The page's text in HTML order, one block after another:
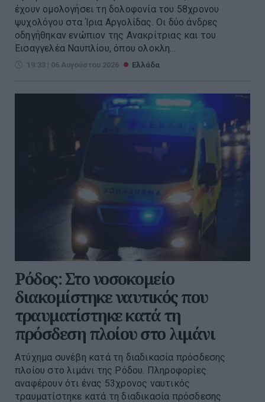
έχουν ομολογήσει τη δολοφονία του 58χρονου
ψυχολόγου στα Ίρια Αργολίδας. Οι δύο άνδρες
οδηγήθηκαν ενώπιον της Ανακρίτριας και του
Εισαγγελέα Ναυπλίου, όπου ολοκλη...
19:33 | 06 Αυγούστου 2026 Ελλάδα
Ρόδος: Στο νοσοκομείο
διακομίστηκε ναυτικός που
τραυματίστηκε κατά τη
πρόσδεση πλοίου στο λιμάνι
Ατύχημα συνέβη κατά τη διαδικασία πρόσδεσης
πλοίου στο λιμάνι της Ρόδου. Πληροφορίες
αναφέρουν ότι ένας 53χρονος ναυτικός
τραυματίστηκε κατά τη διαδικασία πρόσδεσης